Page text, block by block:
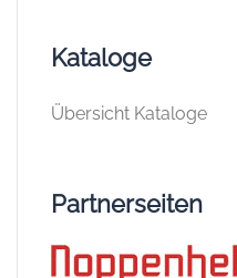
Kataloge
Übersicht Kataloge
Partnerseiten